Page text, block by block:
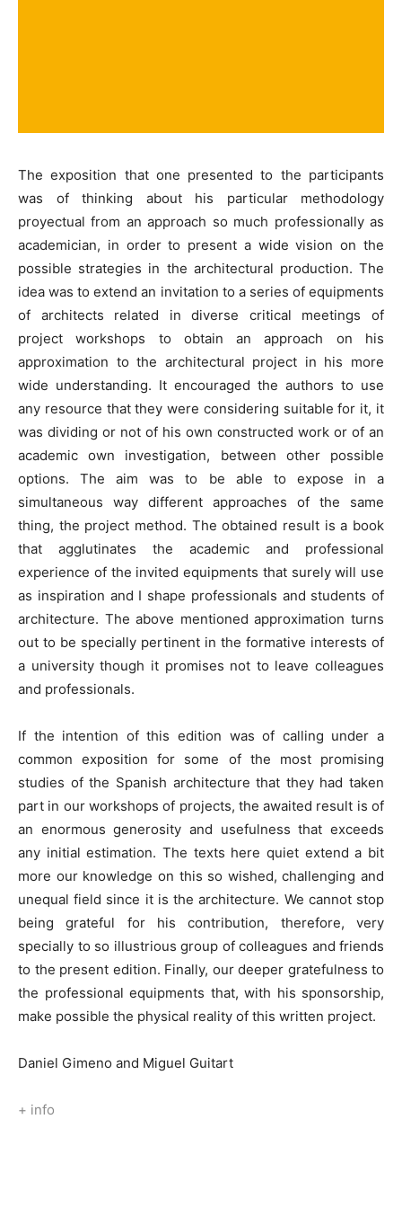
The exposition that one presented to the participants
was of thinking about his particular methodology
proyectual from an approach so much professionally as
academician, in order to present a wide vision on the
possible strategies in the architectural production. The
idea was to extend an invitation to a series of equipments
of architects related in diverse critical meetings of
project workshops to obtain an approach on his
approximation to the architectural project in his more
wide understanding. It encouraged the authors to use
any resource that they were considering suitable for it, it
was dividing or not of his own constructed work or of an
academic own investigation, between other possible
options. The aim was to be able to expose in a
simultaneous way different approaches of the same
thing, the project method. The obtained result is a book
that agglutinates the academic and professional
experience of the invited equipments that surely will use
as inspiration and I shape professionals and students of
architecture. The above mentioned approximation turns
out to be specially pertinent in the formative interests of
a university though it promises not to leave colleagues
and professionals.
If the intention of this edition was of calling under a
common exposition for some of the most promising
studies of the Spanish architecture that they had taken
part in our workshops of projects, the awaited result is of
an enormous generosity and usefulness that exceeds
any initial estimation. The texts here quiet extend a bit
more our knowledge on this so wished, challenging and
unequal field since it is the architecture. We cannot stop
being grateful for his contribution, therefore, very
specially to so illustrious group of colleagues and friends
to the present edition. Finally, our deeper gratefulness to
the professional equipments that, with his sponsorship,
make possible the physical reality of this written project.
Daniel Gimeno and Miguel Guitart
+ info